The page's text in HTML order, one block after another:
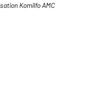
Komilfo AMC